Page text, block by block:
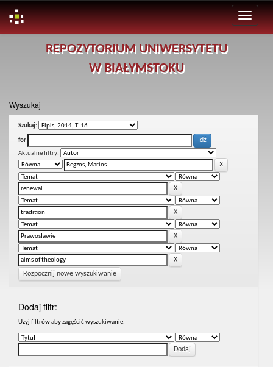
REPOZYTORIUM UNIWERSYTETU
W BIAŁYMSTOKU
Wyszukaj
Szukaj:
for
Aktualne filtry:
Rozpocznij nowe wyszukiwanie
Dodaj filtr:
Uzyj filtrów aby zagęścić wyszukiwanie.